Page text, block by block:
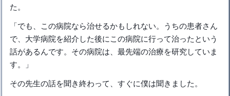
た。
「でも、この病院なら治せるかもしれない。うちの患者さん
で、大学病院を紹介した後にこの病院に行って治ったという
話があるんです。その病院は、最先端の治療を研究していま
す。」
その先生の話を聞き終わって、すぐに僕は聞きました。